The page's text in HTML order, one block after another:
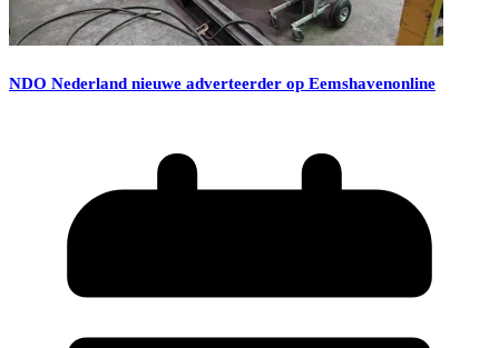
NDO Nederland nieuwe adverteerder op Eemshavenonline